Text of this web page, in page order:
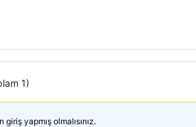
1)
yapmış olmalısınız.